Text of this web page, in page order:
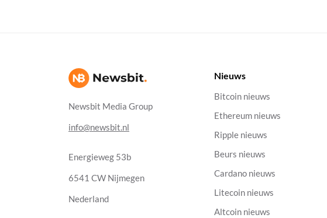
Newsbit Media Group
info@newsbit.nl
Energieweg 53b
6541 CW Nijmegen
Nederland
Nieuws
Bitcoin nieuws
Ethereum nieuws
Ripple nieuws
Beurs nieuws
Cardano nieuws
Litecoin nieuws
Altcoin nieuws